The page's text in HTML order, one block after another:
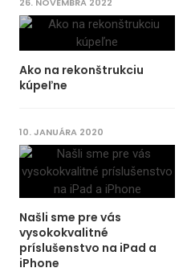
Ako na rekonštrukciu
kúpeľne
10. JANUÁRA 2020
Našli sme pre vás
vysokokvalitné
príslušenstvo na iPad a
iPhone